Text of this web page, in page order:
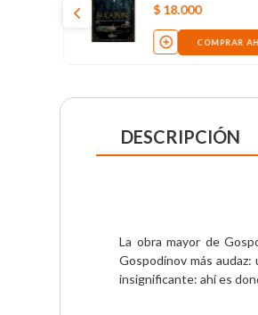
$ 18.000
COMPRAR
DESCRIPCIÓN
La obra mayor de
Gospodínov más
insignificante: ahí es